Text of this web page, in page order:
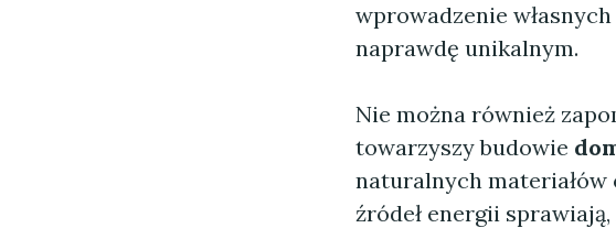
wprowadzenie
naprawdę unikalnym.
Nie można również
towarzyszy budowie
naturalnych
źródeł energii sprawiają,